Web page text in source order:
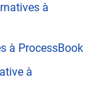
à
à ProcessBook
à